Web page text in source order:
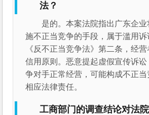
法？
是的。本案法院指出广东企
施不正当竞争的手段，属于滥用
《反不正当竞争法》第二条，经
信用原则。恶意提起虚假宣传诉
争对手正常经营，可能构成不正当
相应法律责任。
工商部门的调查结论对法